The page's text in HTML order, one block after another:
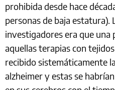
prohibida desde hace
personas de baja estatura).
investigadores era que una
aquellas terapias con
recibido sistemáticamente
alzheimer y estas se